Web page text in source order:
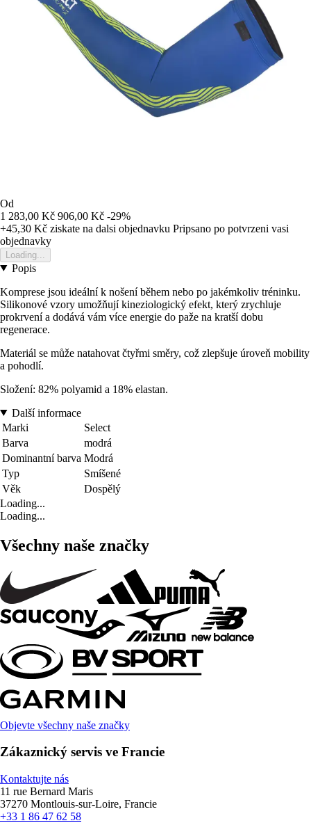
Od
1 283,00 Kč 906,00 Kč -29%
+45,30 Kč ziskate na dalsi objednavku Pripsano po potvrzeni vasi
objednavky
Loading...
Popis
Komprese jsou ideální k nošení během nebo po jakémkoliv tréninku.
Silikonové vzory umožňují kineziologický efekt, který zrychluje
prokrvení a dodává vám více energie do paže na kratší dobu
regenerace.
Materiál se může natahovat čtyřmi směry, což zlepšuje úroveň mobility
a pohodlí.
Složení: 82% polyamid a 18% elastan.
Další informace
Marki
Select
Barva
modrá
Dominantní barva Modrá
Typ
Smíšené
Věk
Dospělý
Loading...
Loading...
Všechny naše značky
Objevte všechny naše značky
Zákaznický servis ve Francie
Kontaktujte nás
11 rue Bernard Maris
37270 Montlouis-sur-Loire, Francie
+33 1 86 47 62 58